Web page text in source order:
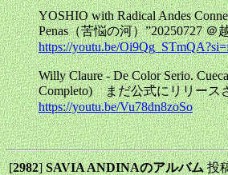
YOSHIO with Radical Andes
Penas（苦悩の河）”20250727
https://youtu.be/
Willy Claure - De Color Serio.
Completo) まだ公式にリリース
https://youtu.be/Vu78dn8zoSo
[2982]SAVIA ANDINAのアルバム投